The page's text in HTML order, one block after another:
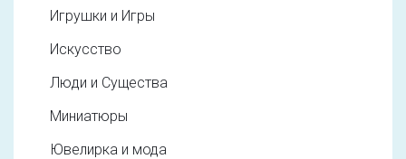
Игрушки и Игры
Искусство
Люди и Существа
Миниатюры
Ювелирка и мода